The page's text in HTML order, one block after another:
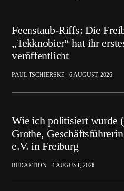
Feenstaub-Riffs: Die
„Tekknobier“ hat ihr
veröffentlicht
PAUL TSCHIERSKE 6 AUGUST, 2026
Wie ich politisiert wurde
Grothe,
e.V. in Freiburg
REDAKTION 4 AUGUST, 2026